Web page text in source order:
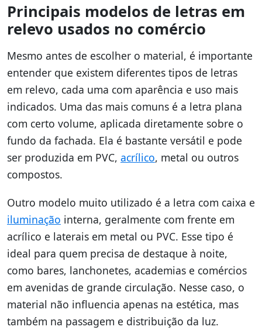
Principais modelos de letras em
relevo usados no comércio
Mesmo antes de escolher o material, é importante
entender que existem diferentes tipos de letras
em relevo, cada uma com aparência e uso mais
indicados. Uma das mais comuns é a letra plana
com certo volume, aplicada diretamente sobre o
fundo da fachada. Ela é bastante versátil e pode
ser produzida em PVC, acrílico, metal ou outros
compostos.
Outro modelo muito utilizado é a letra com caixa e
iluminação interna, geralmente com frente em
acrílico e laterais em metal ou PVC. Esse tipo é
ideal para quem precisa de destaque à noite,
como bares, lanchonetes, academias e comércios
em avenidas de grande circulação. Nesse caso, o
material não influencia apenas na estética, mas
também na passagem e distribuição da luz.